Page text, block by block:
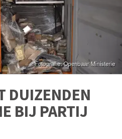
DUIZENDEN
BIJ PARTIJ